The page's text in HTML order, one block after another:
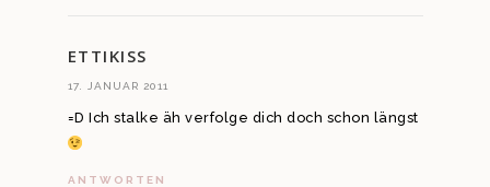
ETTIKISS
17. JANUAR 2011
=D Ich stalke äh verfolge dich doch schon längst
ANTWORTEN